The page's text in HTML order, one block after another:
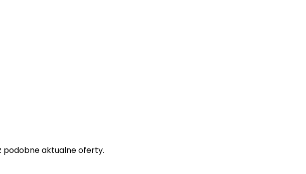
podobne aktualne oferty.